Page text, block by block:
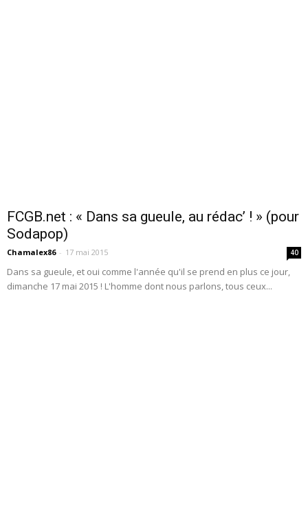
FCGB.net : « Dans sa gueule, au rédac’ ! » (pour
Sodapop)
Chamalex86 - 17 mai 2015 40
Dans sa gueule, et oui comme l'année qu'il se prend en plus ce jour,
dimanche 17 mai 2015 ! L'homme dont nous parlons, tous ceux...